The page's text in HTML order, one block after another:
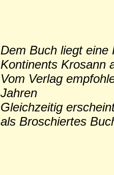
Dem Buch liegt eine
Kontinents Krosann
Vom Verlag
Jahren
Gleichzeitig
als Broschiertes